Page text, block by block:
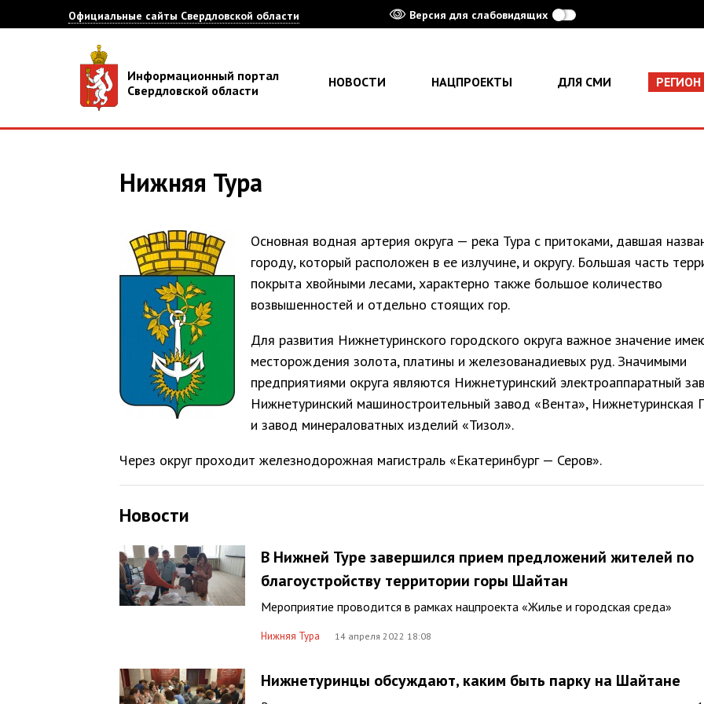
Официальные сайты Свердловской области Версия для слабовидящих
Информационный портал
Свердловской области
НОВОСТИ НАЦПРОЕКТЫ ДЛЯ СМИ РЕГИОН
Нижняя Тура
Основная водная артерия округа — река Тура с притоками, давшая
городу, который расположен в ее излучине, и округу. Большая часть
покрыта хвойными лесами, характерно также большое количество
возвышенностей и отдельно стоящих гор.
Для развития Нижнетуринского городского округа важное значение
месторождения золота, платины и железованадиевых руд. Значимыми
предприятиями округа являются Нижнетуринский электроаппаратный
Нижнетуринский машиностроительный завод «Вента», Нижнетуринская
и завод минераловатных изделий «Тизол».
Через округ проходит железнодорожная магистраль «Екатеринбург — Серов».
Новости
В Нижней Туре завершился прием предложений жителей по
благоустройству территории горы Шайтан
Мероприятие проводится в рамках нацпроекта «Жилье и городская среда»
Нижняя Тура 14 апреля 2022 18:08
Нижнетуринцы обсуждают, каким быть парку на Шайтане